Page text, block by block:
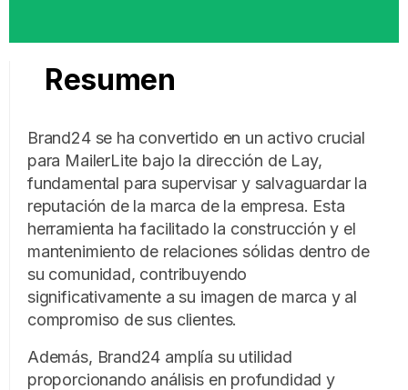
Resumen
Brand24 se ha convertido en un activo crucial
para MailerLite bajo la dirección de Lay,
fundamental para supervisar y salvaguardar la
reputación de la marca de la empresa. Esta
herramienta ha facilitado la construcción y el
mantenimiento de relaciones sólidas dentro de
su comunidad, contribuyendo
significativamente a su imagen de marca y al
compromiso de sus clientes.
Además, Brand24 amplía su utilidad
proporcionando análisis en profundidad y